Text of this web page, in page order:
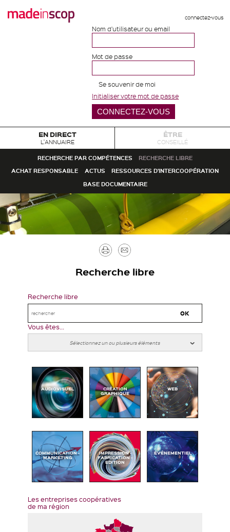
connectez-vous
Nom d'utilisateur ou email
Mot de passe
Se souvenir de moi
Initialiser votre mot de passe
EN DIRECT
L'ANNUAIRE
ÊTRE
CONSEILLÉ
RECHERCHE PAR COMPÉTENCES
RECHERCHE LIBRE
ACHAT RESPONSABLE
ACTUS
RESSOURCES D'INTERCOOPÉRATION
BASE DOCUMENTAIRE
Imprimer
Recherche libre
Recherche libre
Vous êtes...
AUDIOVISUEL CRÉATION
GRAPHIQUE
WEB
COMMUNICATION -
MARKETING
IMPRESSION -
FABRICATION -
EDITION
ÉVÉNEMENTIEL
Les entreprises coopératives
de ma région